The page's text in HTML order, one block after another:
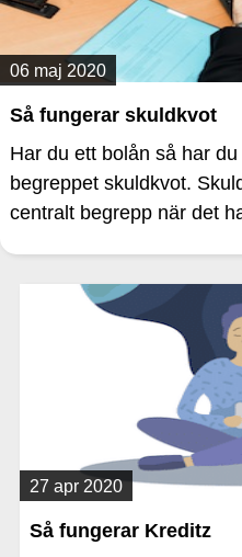
06 maj 2020
Så fungerar skuldkvot
Har du ett bolån så har
begreppet skuldkvot.
centralt begrepp när det
27 apr 2020
Så fungerar Kreditz